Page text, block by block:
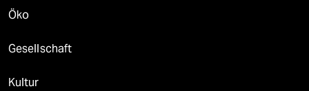
Öko
Gesellschaft
Kultur